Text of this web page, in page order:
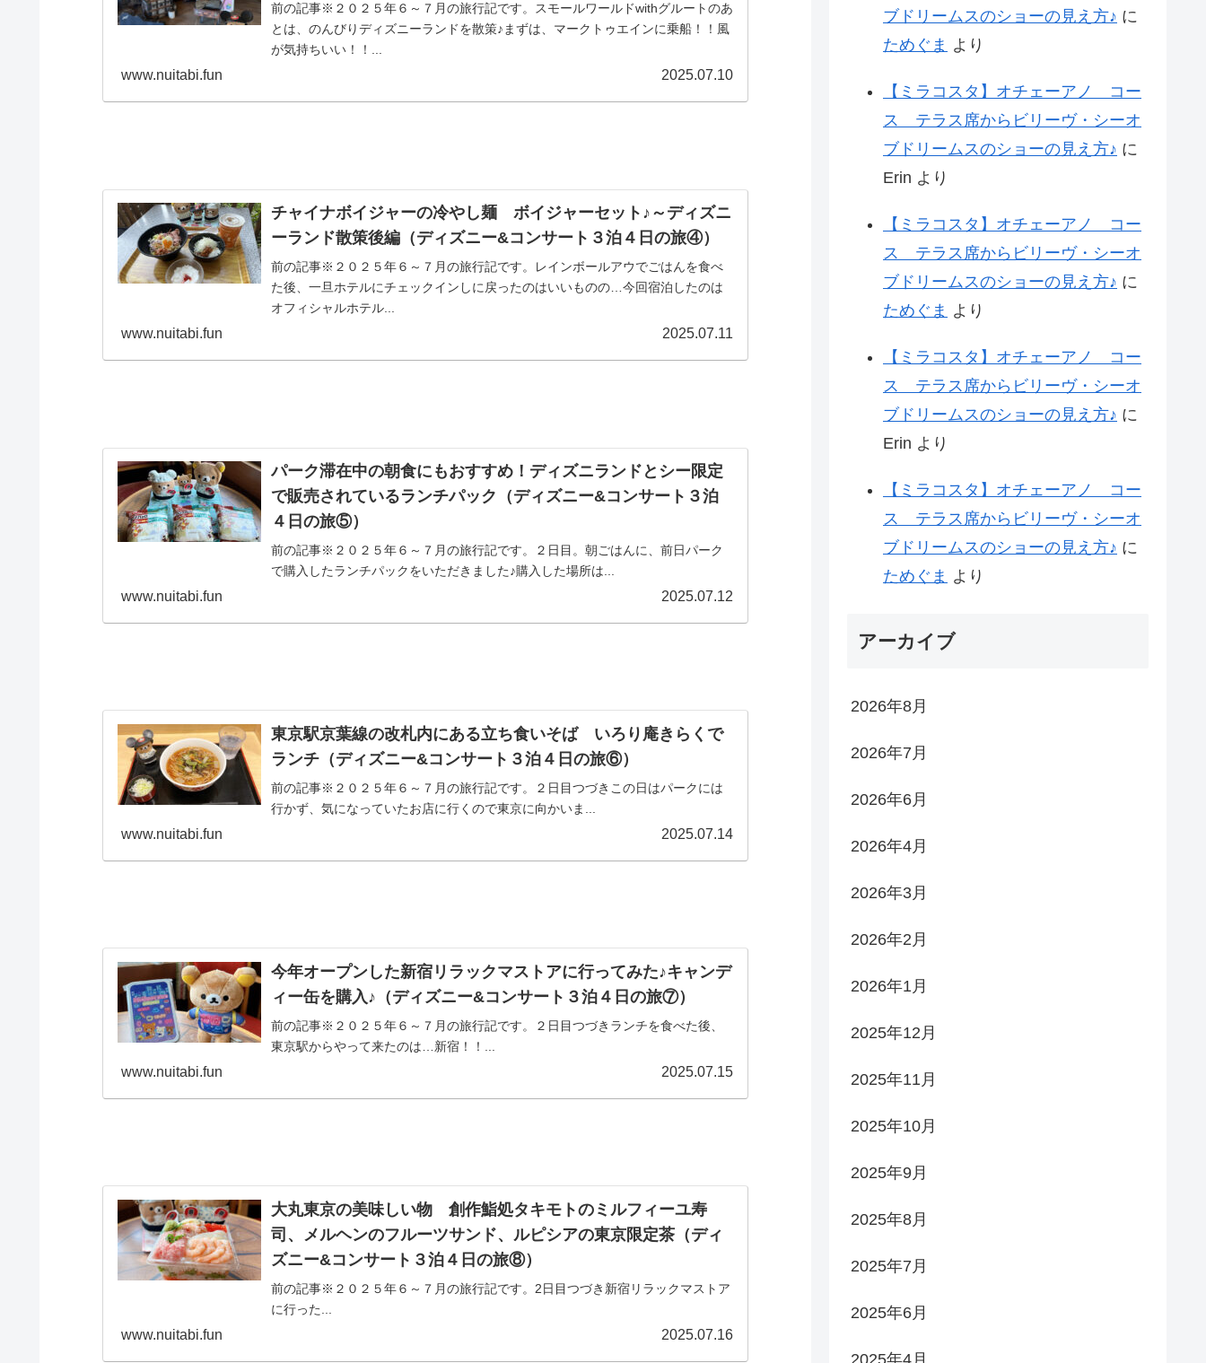
前の記事※２０２５年６～７月の旅行記です。スモールワールドwithグルートのあ
とは、のんびりディズニーランドを散策♪まずは、マークトゥエインに乗船！！風
が気持ちいい！！...
www.nuitabi.fun 2025.07.10
チャイナボイジャーの冷やし麺 ボイジャーセット♪～ディズニ
ーランド散策後編（ディズニー&コンサート３泊４日の旅④）
前の記事※２０２５年６～７月の旅行記です。レインボールアウでごはんを食べ
た後、一旦ホテルにチェックインしに戻ったのはいいものの…今回宿泊したのは
オフィシャルホテル...
www.nuitabi.fun 2025.07.11
パーク滞在中の朝食にもおすすめ！ディズニランドとシー限定
で販売されているランチパック（ディズニー&コンサート３泊
４日の旅⑤）
前の記事※２０２５年６～７月の旅行記です。２日目。朝ごはんに、前日パーク
で購入したランチパックをいただきました♪購入した場所は...
www.nuitabi.fun 2025.07.12
東京駅京葉線の改札内にある立ち食いそば いろり庵きらくで
ランチ（ディズニー&コンサート３泊４日の旅⑥）
前の記事※２０２５年６～７月の旅行記です。２日目つづきこの日はパークには
行かず、気になっていたお店に行くので東京に向かいま...
www.nuitabi.fun 2025.07.14
今年オープンした新宿リラックマストアに行ってみた♪キャンデ
ィー缶を購入♪（ディズニー&コンサート３泊４日の旅⑦）
前の記事※２０２５年６～７月の旅行記です。２日目つづきランチを食べた後、
東京駅からやって来たのは…新宿！！...
www.nuitabi.fun 2025.07.15
大丸東京の美味しい物 創作鮨処タキモトのミルフィーユ寿
司、メルヘンのフルーツサンド、ルピシアの東京限定茶（ディ
ズニー&コンサート３泊４日の旅⑧）
前の記事※２０２５年６～７月の旅行記です。2日目つづき新宿リラックマストア
に行った...
www.nuitabi.fun 2025.07.16
ブドリームスのショーの見え方♪ に
ためぐま より
【ミラコスタ】オチェーアノ コー
ス テラス席からビリーヴ・シーオ
ブドリームスのショーの見え方♪ に
Erin より
【ミラコスタ】オチェーアノ コー
ス テラス席からビリーヴ・シーオ
ブドリームスのショーの見え方♪ に
ためぐま より
【ミラコスタ】オチェーアノ コー
ス テラス席からビリーヴ・シーオ
ブドリームスのショーの見え方♪ に
Erin より
【ミラコスタ】オチェーアノ コー
ス テラス席からビリーヴ・シーオ
ブドリームスのショーの見え方♪ に
ためぐま より
アーカイブ
2026年8月
2026年7月
2026年6月
2026年4月
2026年3月
2026年2月
2026年1月
2025年12月
2025年11月
2025年10月
2025年9月
2025年8月
2025年7月
2025年6月
2025年4月